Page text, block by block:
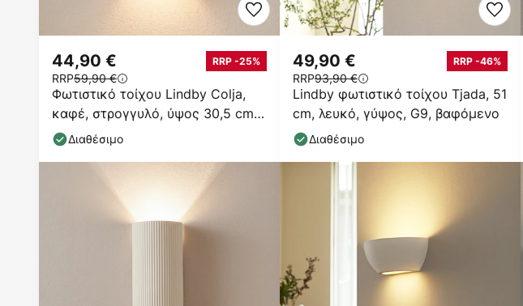
Φωτιστικό τοίχου Lindby Colja,
καφέ, στρογγυλό, ύψος 30,5 cm,
γύψος
44,90 € RRP -25%
RRP59,90 €
Διαθέσιμο
Lindby φωτιστικό τοίχου Tjada, 51
cm, λευκό, γύψος, G9, βαφόμενο
49,90 € RRP -46%
RRP93,90 €
Διαθέσιμο